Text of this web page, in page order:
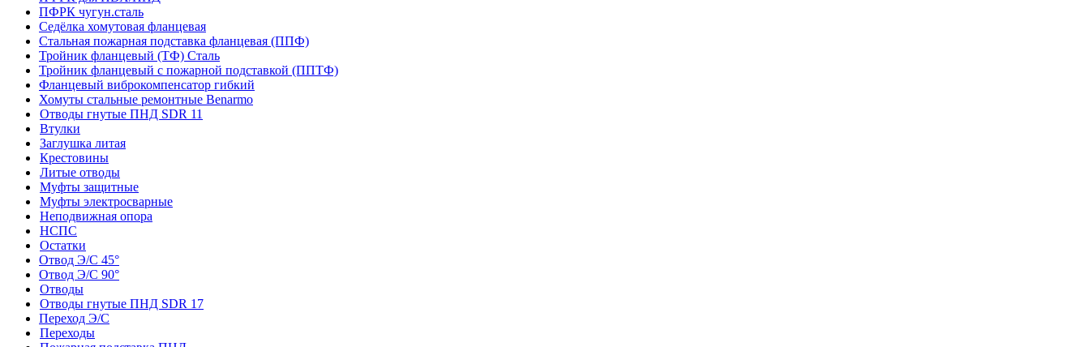
ПФРК чугун.сталь
Седёлка хомутовая фланцевая
Стальная пожарная подставка фланцевая (ППФ)
Тройник фланцевый (ТФ) Сталь
Тройник фланцевый с пожарной подставкой (ППТФ)
Фланцевый виброкомпенсатор гибкий
Хомуты стальные ремонтные Benarmo
Отводы гнутые ПНД SDR 11
Втулки
Заглушка литая
Крестовины
Литые отводы
Муфты защитные
Муфты электросварные
Неподвижная опора
НСПС
Остатки
Отвод Э/С 45°
Отвод Э/С 90°
Отводы
Отводы гнутые ПНД SDR 17
Переход Э/С
Переходы